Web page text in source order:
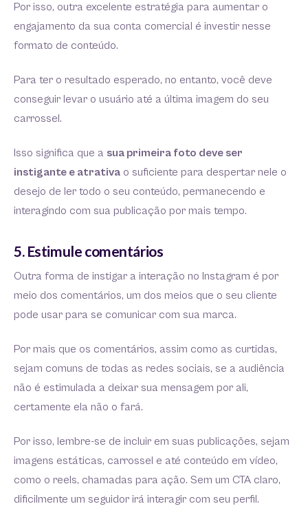
Por isso, outra excelente estratégia para aumentar o
engajamento da sua conta comercial é investir nesse
formato de conteúdo.
Para ter o resultado esperado, no entanto, você deve
conseguir levar o usuário até a última imagem do seu
carrossel.
Isso significa que a sua primeira foto deve ser
instigante e atrativa o suficiente para despertar nele o
desejo de ler todo o seu conteúdo, permanecendo e
interagindo com sua publicação por mais tempo.
5. Estimule comentários
Outra forma de instigar a interação no Instagram é por
meio dos comentários, um dos meios que o seu cliente
pode usar para se comunicar com sua marca.
Por mais que os comentários, assim como as curtidas,
sejam comuns de todas as redes sociais, se a audiência
não é estimulada a deixar sua mensagem por ali,
certamente ela não o fará.
Por isso, lembre-se de incluir em suas publicações, sejam
imagens estáticas, carrossel e até conteúdo em vídeo,
como o reels, chamadas para ação. Sem um CTA claro,
dificilmente um seguidor irá interagir com seu perfil.